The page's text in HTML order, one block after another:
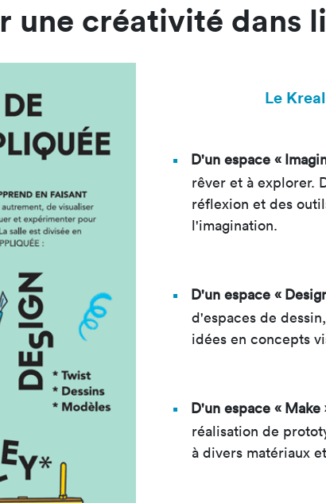
une créativité dans
Le
D'un espace «
rêver et à explorer.
réflexion et des
l'imagination.
D'un espace «
d'espaces de
idées en concepts
D'un espace « Make
réalisation de
à divers matériaux